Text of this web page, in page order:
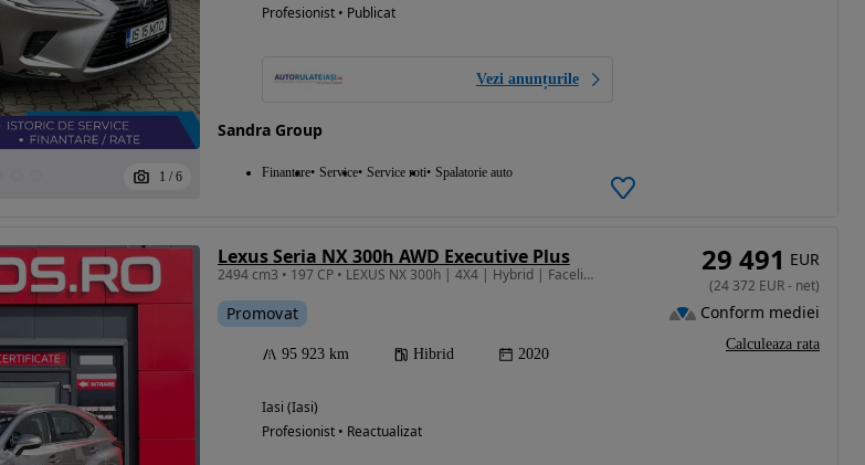
1 / 6
Profesionist • Publicat
Vezi anunțurile
Sandra Group
Finantare Service Service roti Spalatorie auto
Lexus Seria NX 300h AWD Executive Plus
2494 cm3 • 197 CP • LEXUS NX 300h | 4X4 | Hybrid | Facelift | Garantie 4 ani | Finantare |
Promovat
95 923 km Hibrid 2020
Iasi (Iasi)
Profesionist • Reactualizat
29 491 EUR
(24 372 EUR- net)
Conform mediei
Calculeaza rata